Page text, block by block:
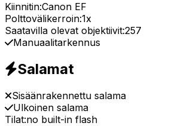
Kiinnitin:Canon EF
Polttovälikerroin:1x
Saatavilla olevat objektiivit:257
Manuaalitarkennus
Salamat
Sisäänrakennettu salama
Ulkoinen salama
Tilat:no built-in flash